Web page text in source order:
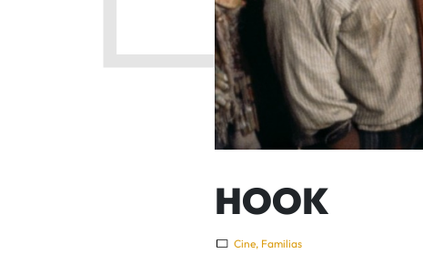
HOOK
Cine, Familias